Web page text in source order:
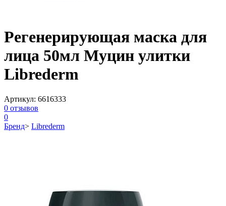
Регенерирующая маска для
лица 50мл Муцин улитки
Librederm
Артикул: 6616333
0 отзывов
0
Бренд> Librederm